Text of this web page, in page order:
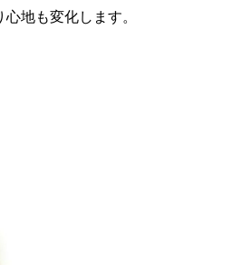
地も変化します。